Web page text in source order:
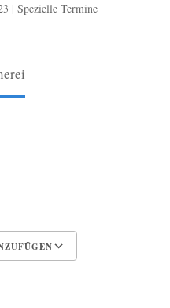
| Spezielle Termine